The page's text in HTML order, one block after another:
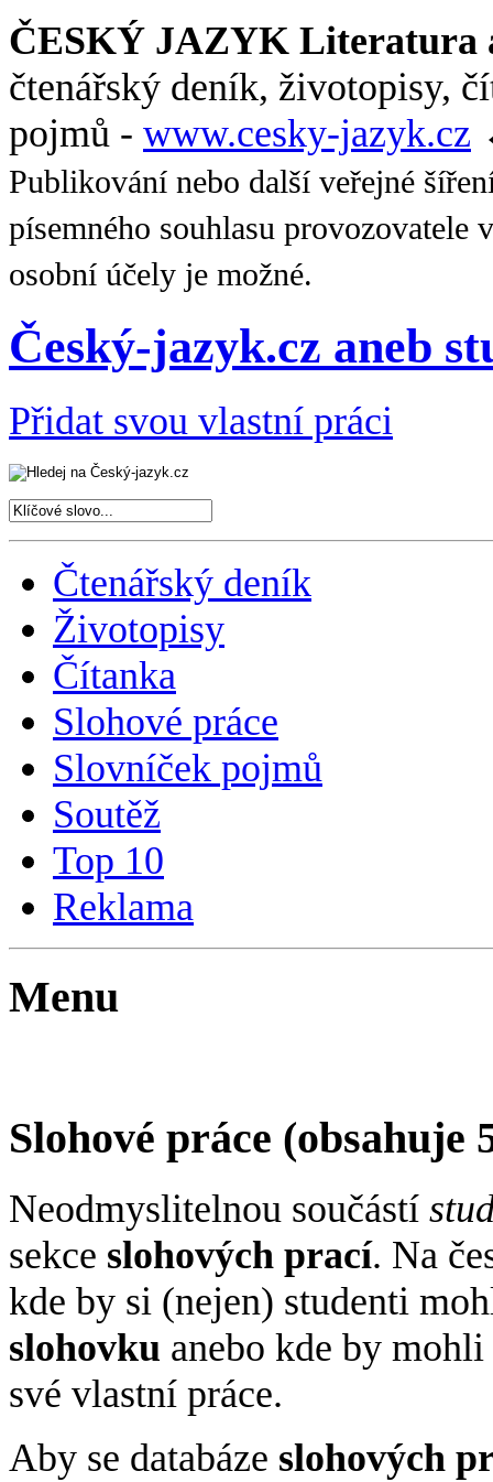
ČESKÝ JAZYK Literatura
čtenářský deník, životopisy,
pojmů - www.cesky-jazyk.cz
Publikování nebo další veřejné
písemného souhlasu
osobní účely je možné.
Český-jazyk.cz aneb
Přidat svou vlastní práci
Čtenářský deník
Životopisy
Čítanka
Slohové práce
Slovníček pojmů
Soutěž
Top 10
Reklama
Menu
Slohové práce (obsahuje
Neodmyslitelnou součástí
sekce slohových prací. Na
kde by si (nejen) studenti
slohovku anebo kde by
své vlastní práce.
Aby se databáze slohových